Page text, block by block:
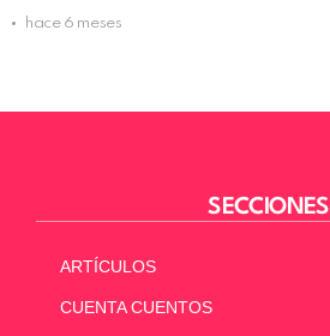
hace 6 meses
SECCIONES
ARTÍCULOS
CUENTA CUENTOS